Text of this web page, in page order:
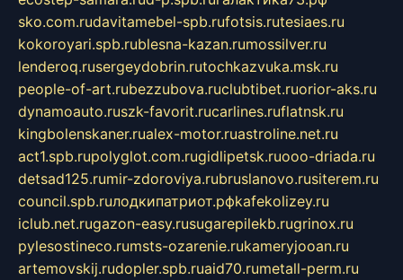
sko.com.rudavitamebel-spb.rufotsis.rutesiaes.ru
kokoroyari.spb.rublesna-kazan.rumossilver.ru
lenderoq.rusergeydobrin.rutochkazvuka.msk.ru
people-of-art.rubezzubova.ruclubtibet.ruorior-aks.ru
dynamoauto.ruszk-favorit.rucarlines.ruflatnsk.ru
kingbolenskaner.rualex-motor.ruastroline.net.ru
act1.spb.rupolyglot.com.rugidlipetsk.ruooo-driada.ru
detsad125.rumir-zdoroviya.rubruslanovo.rusiterem.ru
council.spb.ruлодкипатриот.рфkafekolizey.ru
iclub.net.rugazon-easy.rusugarepilekb.rugrinox.ru
pylesostineco.rumsts-ozarenie.rukameryjooan.ru
artemovskij.rudopler.spb.ruaid70.rumetall-perm.ru